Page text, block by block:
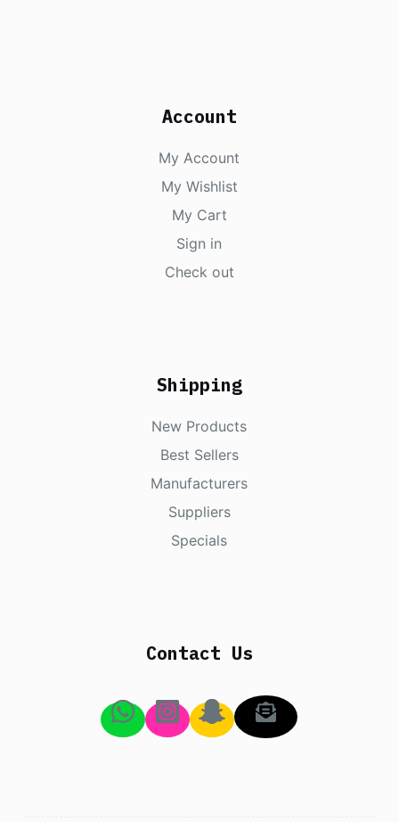
Account
My Account
My Wishlist
My Cart
Sign in
Check out
Shipping
New Products
Best Sellers
Manufacturers
Suppliers
Specials
Contact Us